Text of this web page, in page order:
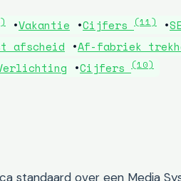
•Vakantie •Cijfers (11) •
afscheid •Af-fabriek
•Cijfers (10)
standaard over een Media